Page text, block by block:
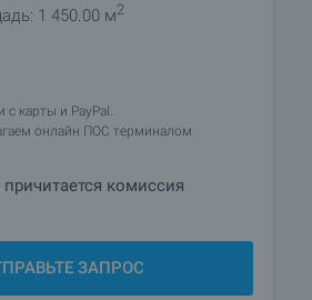
1 450.00 м2
с карты и PayPal.
онлайн ПОС терминалом
причитается комиссия
ЗАПРОС